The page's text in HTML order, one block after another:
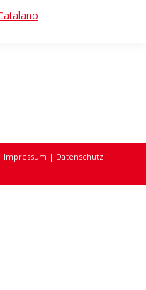
Impressum | Datenschutz